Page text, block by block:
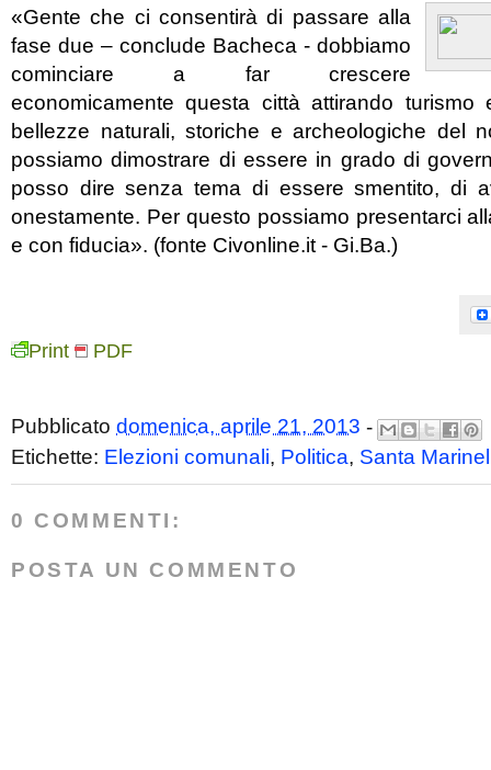
«Gente che ci consentirà di passare alla
fase due – conclude Bacheca - dobbiamo
cominciare a far crescere
economicamente questa città attirando turismo
bellezze naturali, storiche e archeologiche del
possiamo dimostrare di essere in grado di
posso dire senza tema di essere smentito, di
onestamente. Per questo possiamo presentarci
e con fiducia». (fonte Civonline.it - Gi.Ba.)
Print PDF
Pubblicato domenica, aprile 21, 2013 -
Etichette: Elezioni comunali, Politica, Santa
0 COMMENTI:
POSTA UN COMMENTO